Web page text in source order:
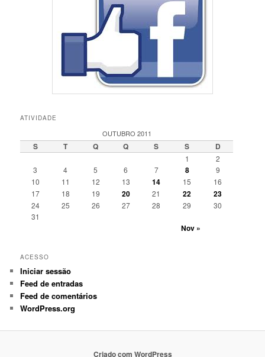
ATIVIDADE
OUTUBRO 2011
S T Q Q S S D
1
2
3
4 5 6 7 8
9
10
11 12 13 14 15
16
17
18 19 20 21 22 23
24 25 26 27 28 29
30
31
Nov »
ACESSO
Iniciar sessão
Feed de entradas
Feed de comentários
WordPress.org
Criado com WordPress